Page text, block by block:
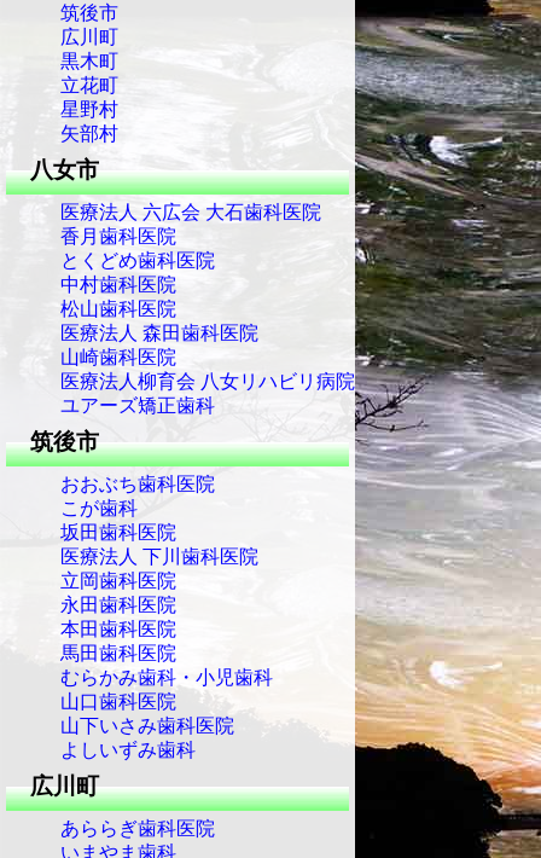
筑後市
広川町
黒木町
立花町
星野村
矢部村
八女市
医療法人 六広会 大石歯科医院
香月歯科医院
とくどめ歯科医院
中村歯科医院
松山歯科医院
医療法人 森田歯科医院
山崎歯科医院
医療法人柳育会 八女リハビリ病院
ユアーズ矯正歯科
筑後市
おおぶち歯科医院
こが歯科
坂田歯科医院
医療法人 下川歯科医院
立岡歯科医院
永田歯科医院
本田歯科医院
馬田歯科医院
むらかみ歯科・小児歯科
山口歯科医院
山下いさみ歯科医院
よしいずみ歯科
広川町
あららぎ歯科医院
いまやま歯科